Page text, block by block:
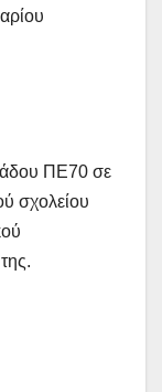
ΠΕ70 σε
σχολείου